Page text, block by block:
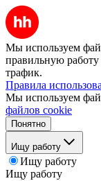
Мы используем
правильную работу
трафик.
Правила
Мы используем
файлов cookie
Понятно
Ищу работу
Ищу работу
Ищу работу